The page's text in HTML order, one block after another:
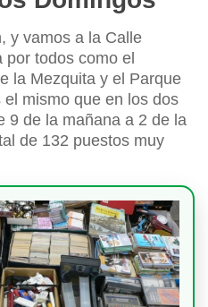
y vamos a la Calle
todos como el
la Mezquita y el Parque
mismo que en los dos
9 de la mañana a 2 de la
de 132 puestos muy